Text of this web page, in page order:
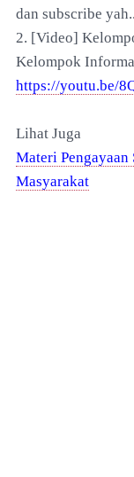
dan subscribe
2. [Video]
Kelompok
https://youtu.be/
Lihat Juga
Materi
Masyarakat